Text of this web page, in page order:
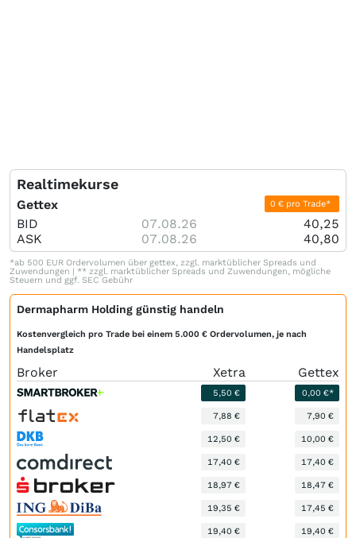
Realtimekurse
Gettex 0 € pro Trade*
BID 07.08.26
40,25
ASK
07.08.26 40,80
*ab 500 EUR Ordervolumen über gettex, zzgl. marktüblicher Spreads und
Zuwendungen | ** zzgl. marktüblicher Spreads und Zuwendungen, mögliche
Steuern und ggf. SEC Gebühr
Dermapharm Holding günstig handeln
Kostenvergleich pro Trade bei einem 5.000 € Ordervolumen, je nach
Handelsplatz
Broker Xetra Gettex
5,50 € 0,00 €*
7,88 € 7,90 €
12,50 € 10,00 €
17,40 € 17,40 €
18,97 € 18,47 €
19,35 € 17,45 €
19,40 € 19,40 €